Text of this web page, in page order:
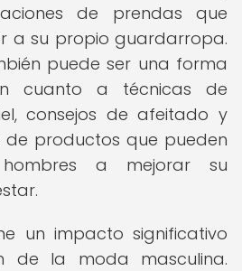
de prendas que
a su propio guardarropa.
puede ser una forma
cuanto a técnicas de
consejos de afeitado y
de productos que pueden
a mejorar su
un impacto significativo
de la moda masculina.